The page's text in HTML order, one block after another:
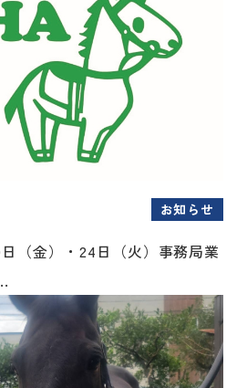
お知らせ
（金）・24日（火）事務局業